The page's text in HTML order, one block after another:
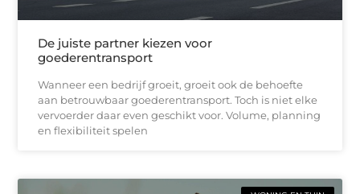
De juiste partner kiezen voor
goederentransport
Wanneer een bedrijf groeit, groeit ook de behoefte
aan betrouwbaar goederentransport. Toch is niet elke
vervoerder daar even geschikt voor. Volume, planning
en flexibiliteit spelen